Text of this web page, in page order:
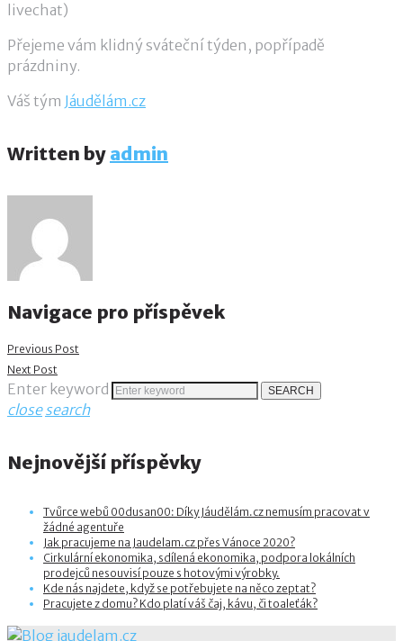
livechat)
Přejeme vám klidný sváteční týden, popřípadě
prázdniny.
Váš tým Jáudělám.cz
Written by admin
Navigace pro příspěvek
Previous Post
Next Post
Enter keyword SEARCH
close search
Nejnovější příspěvky
Tvůrce webů 00dusan00: Díky Jáudělám.cz nemusím pracovat v
žádné agentuře
Jak pracujeme na Jaudelam.cz přes Vánoce 2020?
Cirkulární ekonomika, sdílená ekonomika, podpora lokálních
prodejců nesouvisí pouze s hotovými výrobky.
Kde nás najdete, když se potřebujete na něco zeptat?
Pracujete z domu? Kdo platí váš čaj, kávu, či toaleťák?